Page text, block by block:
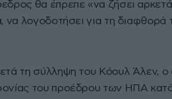
θα έπρεπε «να ζήσει
να λογοδοτήσει για τη διαφθορά
τη σύλληψη του Κόουλ Άλεν, ο
του προέδρου των ΗΠΑ κατά